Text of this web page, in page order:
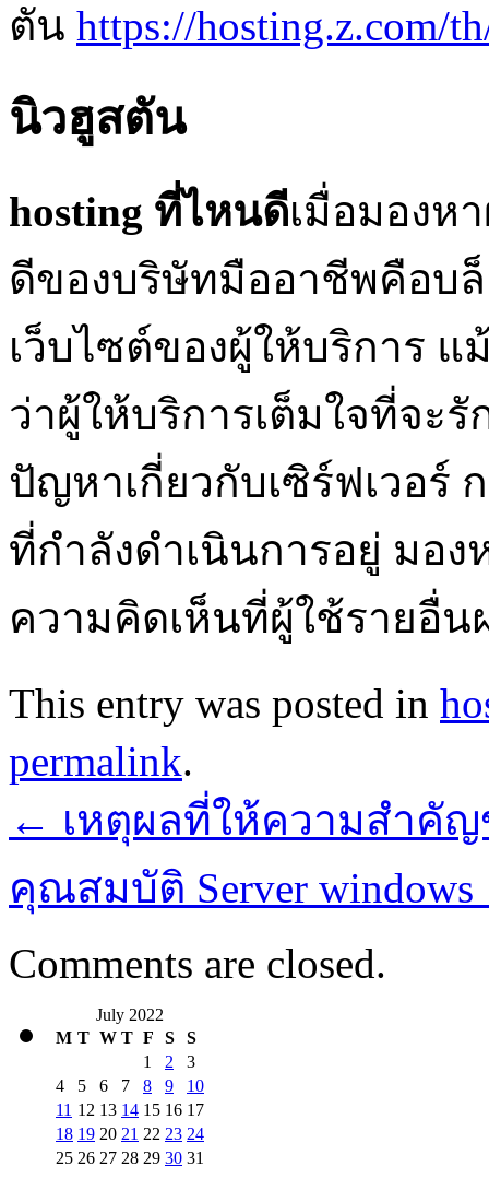
ตัน https://hosting.z.com/
นิวฮูสตัน
hosting ที่ไหนดีเมื่อมองห
ดีของบริษัทมืออาชีพคือบ
เว็บไซต์ของผู้ให้บริการ
ว่าผู้ให้บริการเต็มใจที่จะ
ปัญหาเกี่ยวกับเซิร์ฟเวอร์
ที่กำลังดำเนินการอยู่ มอ
ความคิดเห็นที่ผู้ใช้รายอื่น
This entry was posted in
permalink.
← เหตุผลที่ให้ความสำคั
คุณสมบัติ Server windows
Comments are closed.
July 2022
M T W T F S
S
1
2
3
4
5 6 7 8 9
10
11 12 13 14 15 16 17
18 19 20 21 22 23 24
25 26 27 28 29 30 31